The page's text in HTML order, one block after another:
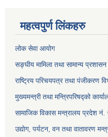
महत्वपुर्ण लिंकहरु
लोक सेवा आयोग
सङ्घीय मामिला तथा सामान्य
राष्ट्रिय परिचयपत्र तथा पंजीकरण
मुख्यमन्त्री तथा मन्त्रिपरिषद्को
सामाजिक विकास मन्त्रालय प्रदेश
उद्याेग, पर्यटन, वन तथा वातावरण